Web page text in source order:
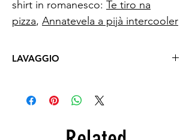
shirt in romanesco: Te tiro na
pizza, Annatevela a pijà intercooler
LAVAGGIO
30°)al rovescio, cioècon la stampa